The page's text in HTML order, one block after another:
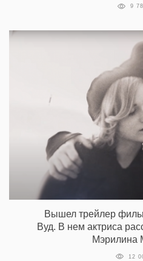
9
Вышел трейлер
Вуд. В нем актриса
Мэрилина
12